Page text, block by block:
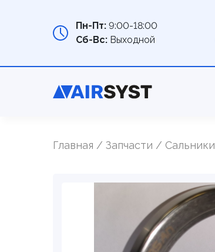
Пн-Пт:9:00-18:00
Сб-Вс:Выходной
Главная Запчасти Cальники